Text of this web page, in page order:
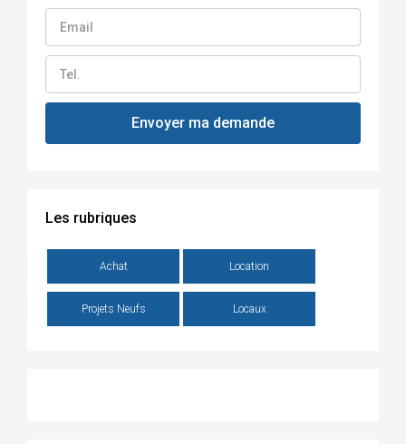
Les rubriques
Achat Location
Projets Neufs Locaux